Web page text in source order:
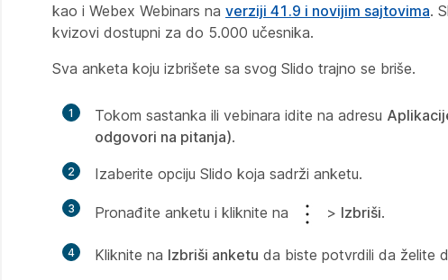
kao i Webex Webinars na verziji 41.9 i novijim sajtovima.
kvizovi dostupni za do 5.000 učesnika.
Sva anketa koju izbrišete sa svog Slido trajno se briše.
1 Tokom sastanka ili vebinara idite na adresu
odgovori na pitanja).
2 Izaberite opciju Slido koja sadrži anketu.
3 Pronađite anketu i kliknite na > Izbriši.
4 Kliknite na Izbriši anketu da biste potvrdili da želite